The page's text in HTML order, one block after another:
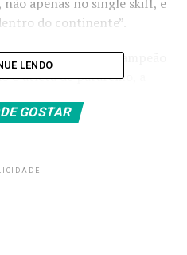
do continente”.
competição é o bicampeão
o atleta de pararemo, a
“Esta competição será um
até Los Angeles 2028″.
LENDO
GOSTAR